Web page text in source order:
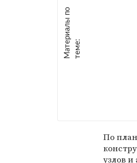
М
а
т е
р
и
а
л
ы
п
о
т
е
м
е :
По
узлов и